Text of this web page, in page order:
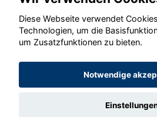
© konjunkturmotor.de
Diese Webseite verwendet
Technologien, um die
um Zusatzfunktionen zu bieten.
Notwendige